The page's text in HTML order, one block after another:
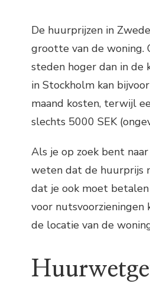
De huurprijzen in
grootte van de woning.
steden hoger dan in de
in Stockholm kan
maand kosten, terwijl
slechts 5000 SEK
Als je op zoek bent
weten dat de huurprijs
dat je ook moet
voor nutsvoorzieningen
de locatie van de